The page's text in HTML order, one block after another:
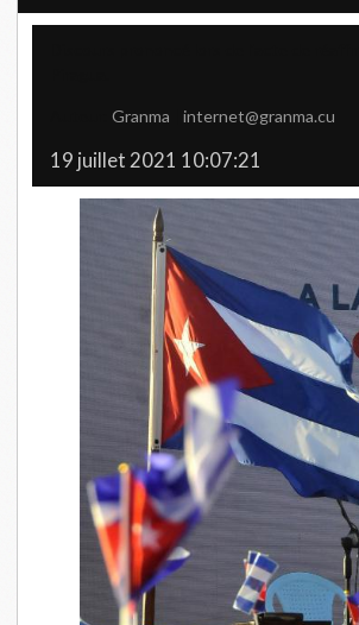
Granma internet@granma.cu
19 juillet 2021 10:07:21